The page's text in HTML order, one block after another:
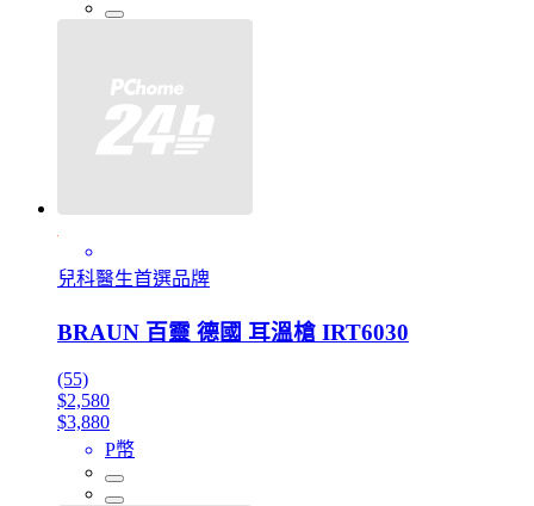
兒科醫生首選品牌
BRAUN 百靈 德國 耳溫槍 IRT6030
(55)
$2,580
$3,880
P幣